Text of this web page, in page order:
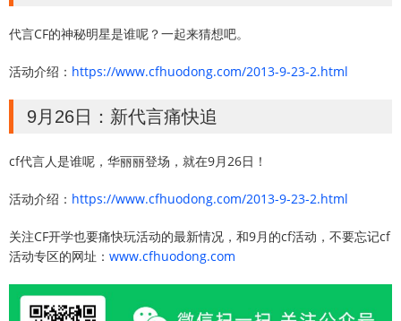
代言CF的神秘明星是谁呢？一起来猜想吧。
活动介绍： https://www.cfhuodong.com/2013-9-23-2.html
9月26日：新代言痛快追
cf代言人是谁呢，华丽丽登场，就在9月26日！
活动介绍： https://www.cfhuodong.com/2013-9-23-2.html
关注CF开学也要痛快玩活动的最新情况，和9月的cf活动，不要忘记cf
活动专区的网址： www.cfhuodong.com